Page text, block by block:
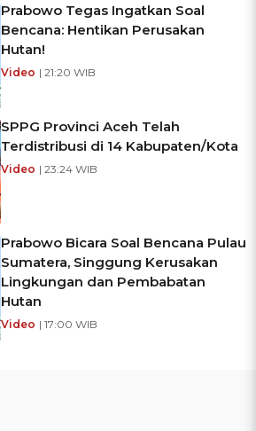
Prabowo Tegas Ingatkan Soal
Bencana: Hentikan Perusakan
Hutan!
Video | 21:20 WIB
SPPG Provinci Aceh Telah
Terdistribusi di 14 Kabupaten/Kota
Video | 23:24 WIB
Prabowo Bicara Soal Bencana Pulau
Sumatera, Singgung Kerusakan
Lingkungan dan Pembabatan
Hutan
Video | 17:00 WIB